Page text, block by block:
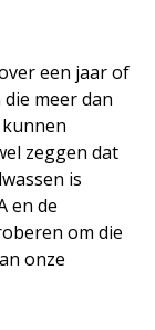
een jaar of
meer dan
zeggen dat
is
en de
om die
onze